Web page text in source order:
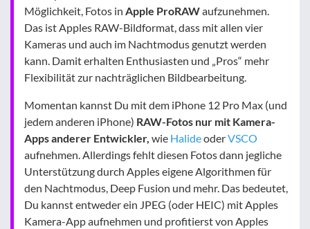
Möglichkeit, Fotos in Apple ProRAWaufzunehmen.
Das ist Apples RAW-Bildformat, dass mit allen vier
Kameras und auch im Nachtmodus genutzt werden
kann. Damit erhalten Enthusiasten und „Pros“ mehr
Flexibilität zur nachträglichen Bildbearbeitung.
Momentan kannst Du mit dem iPhone 12 Pro Max (und
jedem anderen iPhone) RAW-Fotos nur mit Kamera-
Apps anderer Entwickler, wie HalideoderVSCO
aufnehmen. Allerdings fehlt diesen Fotos dann jegliche
Unterstützung durch Apples eigene Algorithmen für
den Nachtmodus, Deep Fusion und mehr. Das bedeutet,
Du kannst entweder ein JPEG (oder HEIC) mit Apples
Kamera-App aufnehmen und profitierst von Apples